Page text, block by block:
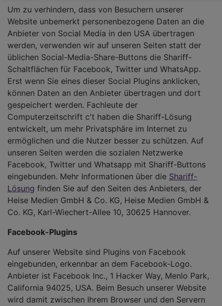
Um zu verhindern, dass von Besuchern unserer
Website unbemerkt personenbezogene Daten an die
Anbieter von Social Media in den USA übertragen
werden, verwenden wir auf unseren Seiten statt der
üblichen Social-Media-Share-Buttons die Shariff-
Schaltflächen für Facebook, Twitter und WhatsApp.
Erst wenn Sie eines dieser Social Plugins anklicken,
können Daten an den Anbieter übertragen und dort
gespeichert werden. Fachleute der
Computerzeitschrift c't haben die Shariff-Lösung
entwickelt, um mehr Privatsphäre im Internet zu
ermöglichen und die Nutzer besser zu schützen. Auf
unseren Seiten werden die sozialen Netzwerke
Facebook, Twitter und Whatsapp mit Shariff-Buttons
eingebunden. Mehr Informationen über die Shariff-
Lösung finden Sie auf den Seiten des Anbieters, der
Heise Medien GmbH & Co. KG, Heise Medien GmbH &
Co. KG, Karl-Wiechert-Allee 10, 30625 Hannover.
Facebook-Plugins
Auf unserer Website sind Plugins von Facebook
eingebunden, erkennbar an dem Facebook-Logo.
Anbieter ist Facebook Inc., 1 Hacker Way, Menlo Park,
California 94025, USA. Beim Besuch unserer Website
wird damit zwischen Ihrem Browser und den Servern